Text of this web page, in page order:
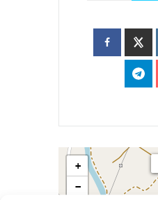
+
−